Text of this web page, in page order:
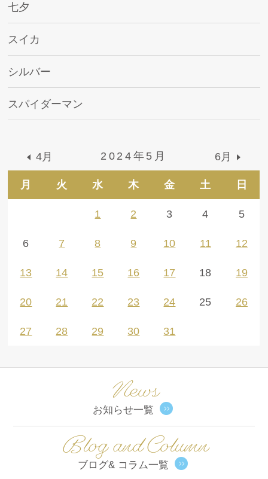
七夕
スイカ
シルバー
スパイダーマン
2024年5月
月 火 水 木 金 土 日
4月 6月
1 2 3 4 5
6 7 8 9 10 11 12
13 14 15 16 17 18 19
20 21 22 23 24 25 26
27 28 29 30 31
News
お知らせ一覧
Blog and Column
ブログ& コラム一覧